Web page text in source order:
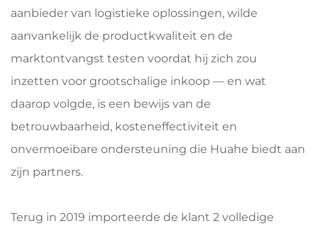
aanbieder van logistieke oplossingen, wilde
aanvankelijk de productkwaliteit en de
marktontvangst testen voordat hij zich zou
inzetten voor grootschalige inkoop — en wat
daarop volgde, is een bewijs van de
betrouwbaarheid, kosteneffectiviteit en
onvermoeibare ondersteuning die Huahe biedt aan
zijn partners.
Terug in 2019 importeerde de klant 2 volledige